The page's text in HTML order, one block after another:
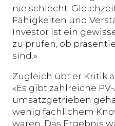
nie schlecht.
Fähigkeiten und
Investor ist ein
zu prüfen, ob
sind.»
Zugleich übt er Kritik
«Es gibt zahlreiche
umsatzgetrieben
wenig fachlichem
waren. Das Ergebnis